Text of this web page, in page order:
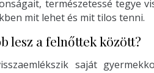
természetessé tegye
mit lehet és mit tilos tenni.
lesz a felnőttek között?
saját